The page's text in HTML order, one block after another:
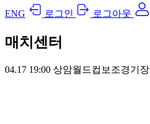
ENG 로그인 로그아웃
매치센터
04.17 19:00 상암월드컵보조경기장